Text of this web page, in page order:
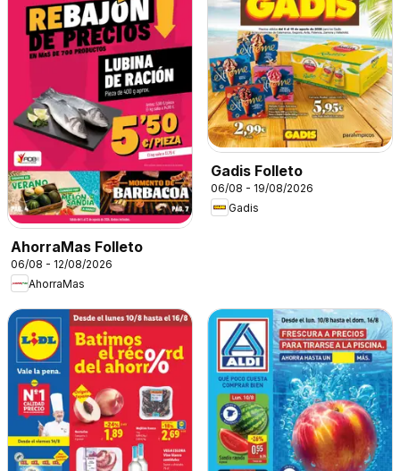
AhorraMas Folleto
06/08 - 12/08/2026
AhorraMas
Gadis Folleto
06/08 - 19/08/2026
Gadis